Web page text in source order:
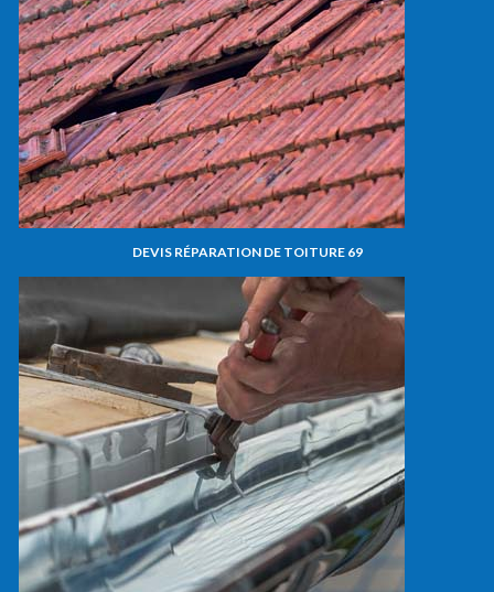
DEVIS RÉPARATION DE TOITURE 69